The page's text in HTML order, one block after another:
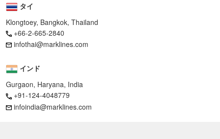
タイ
Klongtoey, Bangkok, Thailand
+66-2-665-2840
infothai@marklines.com
インド
Gurgaon, Haryana, India
+91-124-4048779
infoindia@marklines.com